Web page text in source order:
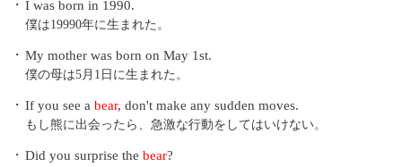
・ I was born in 1990.
僕は19990年に生まれた。
・ My mother was born on May 1st.
僕の母は5月1日に生まれた。
・ If you see a bear, don't make any sudden moves.
もし熊に出会ったら、急激な行動をしてはいけない。
・ Did you surprise the bear?